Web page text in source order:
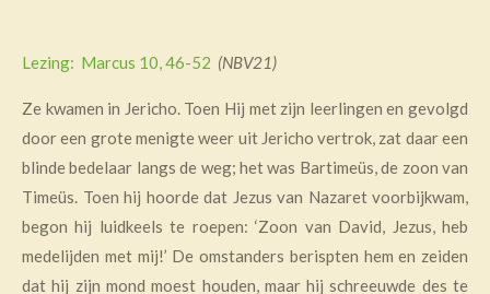
Lezing: Marcus 10, 46-52 (NBV21)
Ze kwamen in Jericho. Toen Hij met zijn leerlingen en gevolgd
door een grote menigte weer uit Jericho vertrok, zat daar een
blinde bedelaar langs de weg; het was Bartimeüs, de zoon van
Timeüs. Toen hij hoorde dat Jezus van Nazaret voorbijkwam,
begon hij luidkeels te roepen: ‘Zoon van David, Jezus, heb
medelijden met mij!’ De omstanders berispten hem en zeiden
dat hij zijn mond moest houden, maar hij schreeuwde des te